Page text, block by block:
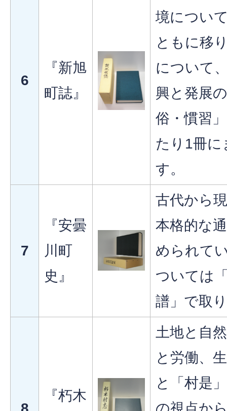
6
『新旭
町誌』
境につい
ともに移
について
興と発展
俗・慣習
たり1冊に
す。
7
『安曇
川町
史』
古代から
本格的な
められて
ついては
譜」で取
『朽木
土地と自
と労働、
と「村是